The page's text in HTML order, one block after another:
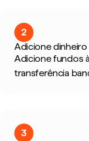
2
Adicione dinheiro
Adicione fundos
transferência
3